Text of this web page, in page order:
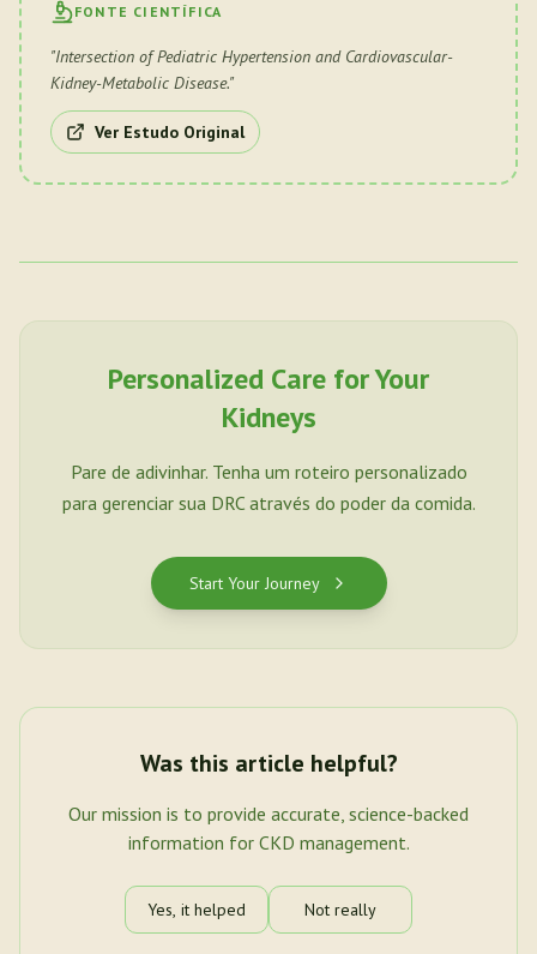
FONTE CIENTÍFICA
"Intersection of Pediatric Hypertension and Cardiovascular-
Kidney-Metabolic Disease."
Ver Estudo Original
Personalized Care for Your
Kidneys
Pare de adivinhar. Tenha um roteiro personalizado
para gerenciar sua DRC através do poder da comida.
Start Your Journey
Was this article helpful?
Our mission is to provide accurate, science-backed
information for CKD management.
Yes, it helped Not really